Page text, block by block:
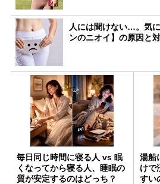
人には聞けない…。気
ンのニオイ】の原因と
毎日同じ時間に寝る人 vs 眠
くなってから寝る人、睡眠の
質が安定するのはどっち？
湯船
けで
すい